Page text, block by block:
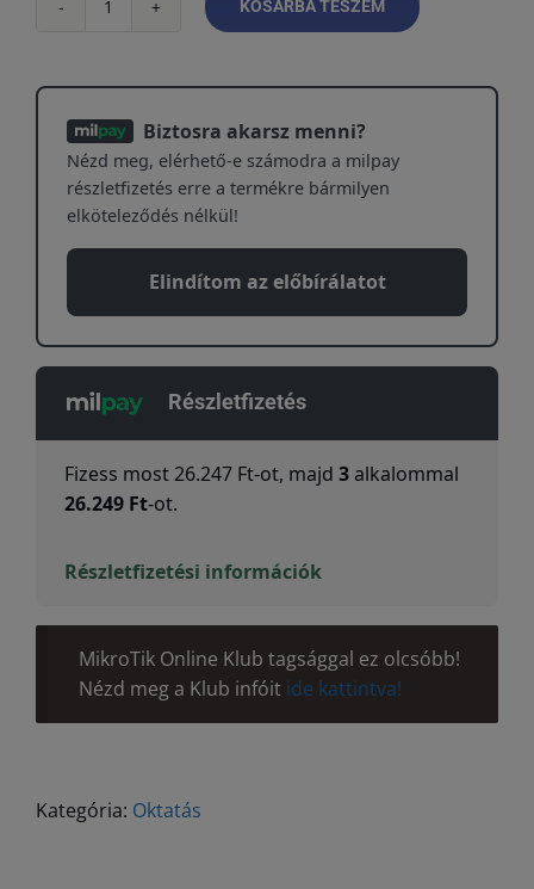
MikroTik
Engineer
(MTCTCE)
oktatás
+
mennyiség
KOSÁRBA TESZEM
Biztosra akarsz menni?
Nézd meg, elérhető-e számodra a milpay
részletfizetés erre a termékre bármilyen
elköteleződés nélkül!
Elindítom az előbírálatot
Részletfizetés
Fizess most26.247 Ft-ot, majd 3alkalommal
26.249 Ft-ot.
Részletfizetési információk
MikroTik Online Klub tagsággal ez olcsóbb!
Nézd meg a Klub infóit ide kattintva!
Kategória: Oktatás